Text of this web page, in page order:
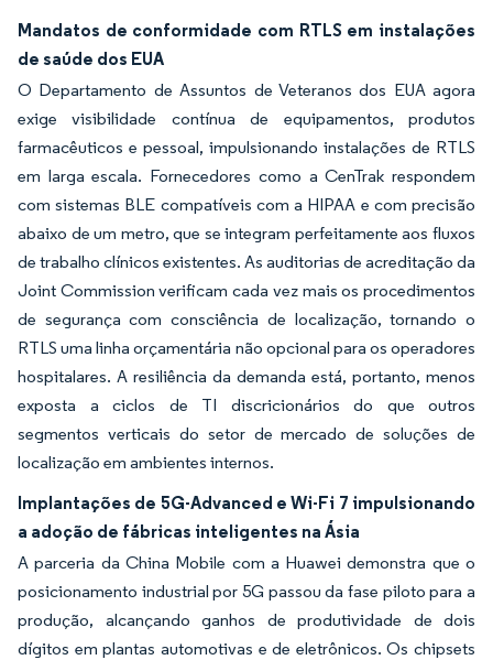
Mandatos de conformidade com RTLS em instalações
de saúde dos EUA
O Departamento de Assuntos de Veteranos dos EUA agora
exige visibilidade contínua de equipamentos, produtos
farmacêuticos e pessoal, impulsionando instalações de RTLS
em larga escala. Fornecedores como a CenTrak respondem
com sistemas BLE compatíveis com a HIPAA e com precisão
abaixo de um metro, que se integram perfeitamente aos fluxos
de trabalho clínicos existentes. As auditorias de acreditação da
Joint Commission verificam cada vez mais os procedimentos
de segurança com consciência de localização, tornando o
RTLS uma linha orçamentária não opcional para os operadores
hospitalares. A resiliência da demanda está, portanto, menos
exposta a ciclos de TI discricionários do que outros
segmentos verticais do setor de mercado de soluções de
localização em ambientes internos.
Implantações de 5G-Advanced e Wi-Fi 7 impulsionando
a adoção de fábricas inteligentes na Ásia
A parceria da China Mobile com a Huawei demonstra que o
posicionamento industrial por 5G passou da fase piloto para a
produção, alcançando ganhos de produtividade de dois
dígitos em plantas automotivas e de eletrônicos. Os chipsets